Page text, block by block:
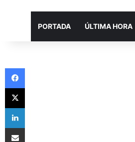
PORTADA ÚLTIMA HORA